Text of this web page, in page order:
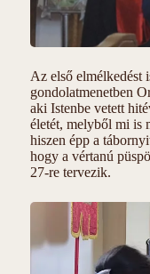
Az első elmélkedést
gondolatmenetben
aki Istenbe vetett
életét, melyből mi is
hiszen épp a
hogy a vértanú
27-re tervezik.